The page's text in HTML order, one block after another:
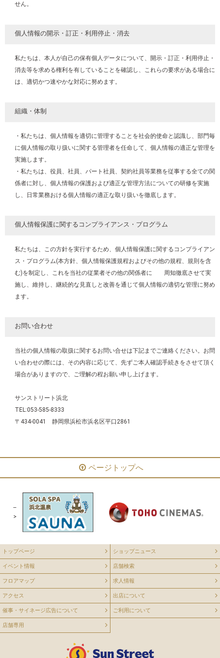
せん。
個人情報の開示・訂正・利用停止・消去
私たちは、本人が自己の保有個人データについて、開示・訂正・利用停止・
消去等を求める権利を有していることを確認し、これらの要求がある場合に
は、適切かつ速やかな対応に努めます。
組織・体制
・私たちは、個人情報を適切に管理することを社会的使命と認識し、部門毎
に個人情報の取り扱いに関する管理者を任命して、個人情報の適正な管理を
実施します。
・私たちは、役員、社員、パート社員、契約社員等業務を従事する全ての関
係者に対し、個人情報の保護および適正な管理方法についての研修を実施
し、日常業務おける個人情報の適正な取り扱いを徹底します。
個人情報保護に関するコンプライアンス・プログラム
私たちは、この方針を実行するため、個人情報保護に関するコンプライアン
ス・プログラム(本方針、個人情報保護規程およびその他の規程、規則を含
む)を制定し、これを当社の従業者その他の関係者に 周知徹底させて実
施し、維持し、継続的な見直しと改善を通じて個人情報の適切な管理に努め
ます。
お問い合わせ
当社の個人情報の取扱に関するお問い合せは下記までご連絡ください。お問
い合わせの際には、その内容に応じて、先ずご本人確認手続きをさせて頂く
場合がありますので、ご理解の程お願い申し上げます。
サンストリート浜北
TEL:053-585-8333
〒434-0041 静岡県浜松市浜名区平口2861
ページトップへ
--
>
トップページ ショップニュース
イベント情報 店舗検索
フロアマップ 求人情報
アクセス 出店について
催事・サイネージ広告について ご利用について
店舗専用